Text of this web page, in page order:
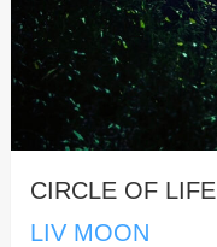
CIRCLE OF LIFE
LIV MOON